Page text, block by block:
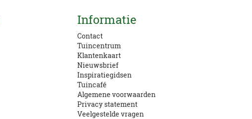
Openingstijden en route
Informatie
Contact
Tuincentrum
Klantenkaart
Nieuwsbrief
Inspiratiegidsen
Tuincafé
Algemene voorwaarden
Privacy statement
Veelgestelde vragen